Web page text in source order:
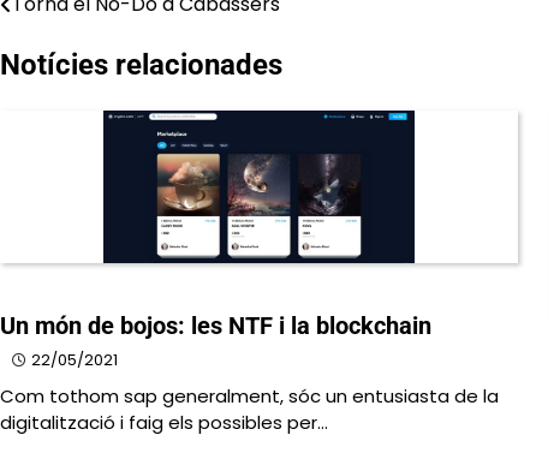
Navegació
d'entrades
Notícies relacionades
Un món de bojos: les NTF i la blockchain
22/05/2021
Com tothom sap generalment, sóc un entusiasta de la
digitalització i faig els possibles per…